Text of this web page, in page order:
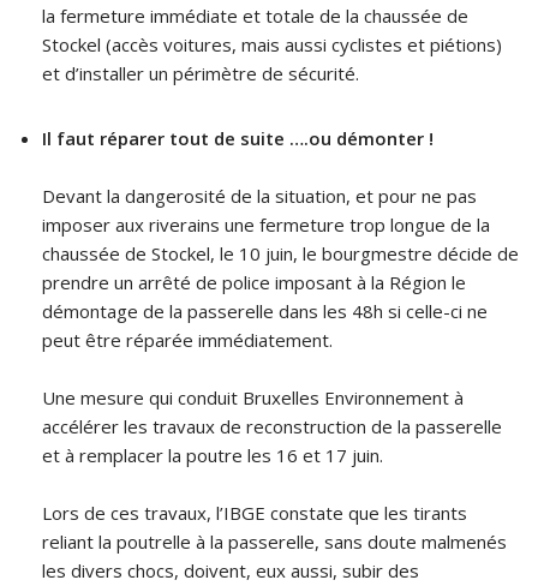
la fermeture immédiate et totale de la chaussée de
Stockel (accès voitures, mais aussi cyclistes et piétions)
et d’installer un périmètre de sécurité.
Il faut réparer tout de suite ….ou démonter !
Devant la dangerosité de la situation, et pour ne pas
imposer aux riverains une fermeture trop longue de la
chaussée de Stockel, le 10 juin, le bourgmestre décide de
prendre un arrêté de police imposant à la Région le
démontage de la passerelle dans les 48h si celle-ci ne
peut être réparée immédiatement.
Une mesure qui conduit Bruxelles Environnement à
accélérer les travaux de reconstruction de la passerelle
et à remplacer la poutre les 16 et 17 juin.
Lors de ces travaux, l’IBGE constate que les tirants
reliant la poutrelle à la passerelle, sans doute malmenés
les divers chocs, doivent, eux aussi, subir des